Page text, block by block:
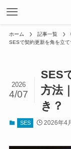
ホーム 記事一覧
SESで契約更新を角を立
SES
方法
き？
2026
4/07
SES 2026年4